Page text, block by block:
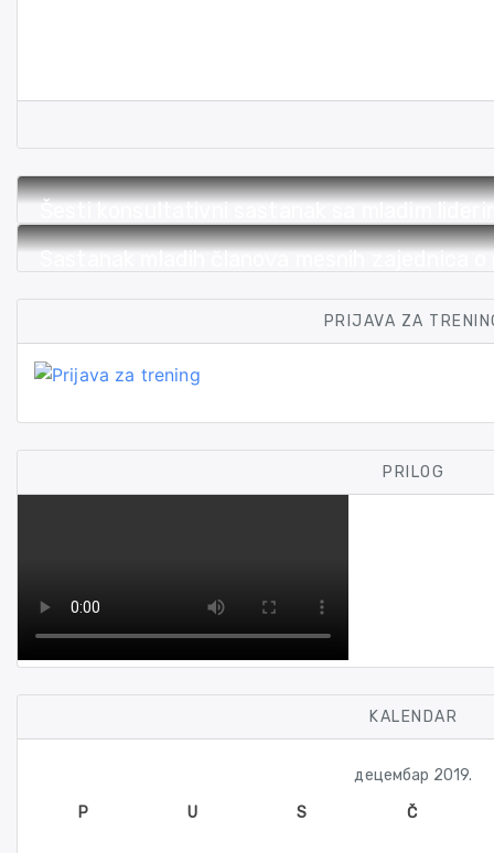
Šesti konsultativni sastanak sa mladim
Novi Pazar“ i njena uloga u kreiranju
Sastanak mladih članova mesnih zajednica
PRIJAVA ZA
PRILOG
KALENDAR
децембар 2019.
P
U S Č